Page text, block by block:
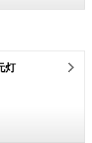
灯